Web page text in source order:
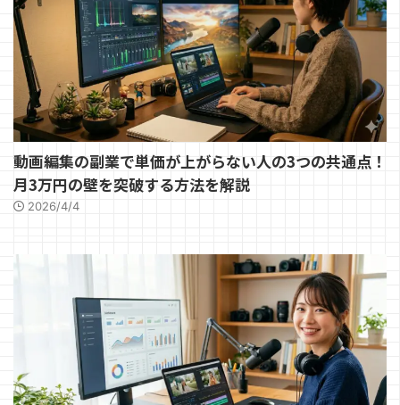
動画編集の副業で単価が上がらない人の3つの共通点！
月3万円の壁を突破する方法を解説
2026/4/4